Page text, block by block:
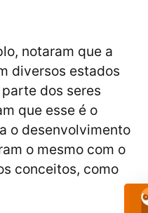
notaram que a
diversos estados
dos seres
que esse é o
o desenvolvimento
o mesmo com o
conceitos, como